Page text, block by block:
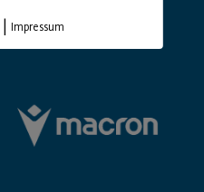
Generalausrüster
|Impressum